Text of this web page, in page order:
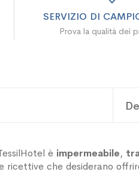
SERVIZIO DI
Prova la qualità dei
è impermeabile,
ricettive che desiderano